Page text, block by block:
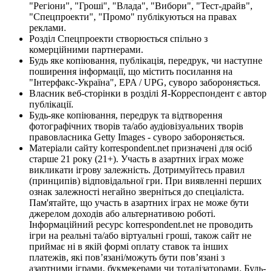
"Регіони", "Гроші", "Влада", "Вибори", "Тест-драйв",
"Спецпроекти", "Промо" публікуються на правах
реклами.
Розділ Спецпроекти створюється спільно з
комерційними партнерами.
Будь яке копіювання, публікація, передрук, чи наступне
поширення інформації, що містить посилання на
"Інтерфакс-Україна", EPA / UPG, суворо забороняється.
Власник веб-сторінки в розділі Я-Корреспондент є автор
публікації.
Будь-яке копіювання, передрук та відтворення
фотографічних творів та/або аудіовізуальних творів
правовласника Getty Images - суворо забороняється.
Матеріали сайту korrespondent.net призначені для осіб
старше 21 року (21+). Участь в азартних іграх може
викликати ігрову залежність. Дотримуйтесь правил
(принципів) відповідальної гри. При виявленні перших
ознак залежності негайно зверніться до спеціаліста.
Пам'ятайте, що участь в азартних іграх не може бути
джерелом доходів або альтернативою роботі.
Інформаційний ресурс korrespondent.net не проводить
ігри на реальні та/або віртуальні гроші, також сайт не
приймає ні в якій формі оплату ставок та інших
платежів, які пов’язані/можуть бути пов’язані з
азартними іграми, букмекерами чи тоталізаторами. Будь-